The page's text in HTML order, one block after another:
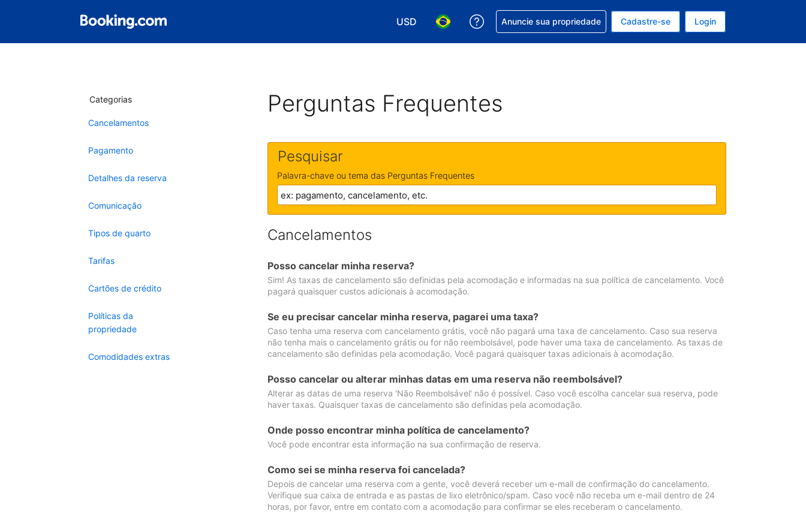
USD
Escolha sua moeda. Atualmente, sua moeda é: Dólar americano
Escolha seu idioma. Atualmente, seu idioma é: Português (Brasil)
Receber ajuda com sua reserva
Anuncie sua propriedade Cadastre-se Login
Categorias
Cancelamentos
Pagamento
Detalhes da reserva
Comunicação
Tipos de quarto
Tarifas
Cartões de crédito
Políticas da
propriedade
Comodidades extras
Perguntas Frequentes
Pesquisar
Palavra-chave ou tema das Perguntas Frequentes
Cancelamentos
Posso cancelar minha reserva?
Sim! As taxas de cancelamento são definidas pela acomodação e informadas na sua política de cancelamento. Você
pagará quaisquer custos adicionais à acomodação.
Se eu precisar cancelar minha reserva, pagarei uma taxa?
Caso tenha uma reserva com cancelamento grátis, você não pagará uma taxa de cancelamento. Caso sua reserva
não tenha mais o cancelamento grátis ou for não reembolsável, pode haver uma taxa de cancelamento. As taxas de
cancelamento são definidas pela acomodação. Você pagará quaisquer taxas adicionais à acomodação.
Posso cancelar ou alterar minhas datas em uma reserva não reembolsável?
Alterar as datas de uma reserva 'Não Reembolsável' não é possível. Caso você escolha cancelar sua reserva, pode
haver taxas. Quaisquer taxas de cancelamento são definidas pela acomodação.
Onde posso encontrar minha política de cancelamento?
Você pode encontrar esta informação na sua confirmação de reserva.
Como sei se minha reserva foi cancelada?
Depois de cancelar uma reserva com a gente, você deverá receber um e-mail de confirmação do cancelamento.
Verifique sua caixa de entrada e as pastas de lixo eletrônico/spam. Caso você não receba um e-mail dentro de 24
horas, por favor, entre em contato com a acomodação para confirmar se eles receberam o cancelamento.